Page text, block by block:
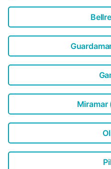
Miramar